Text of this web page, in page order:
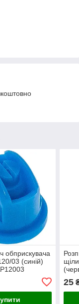
обприскувача
03 (синій)
25